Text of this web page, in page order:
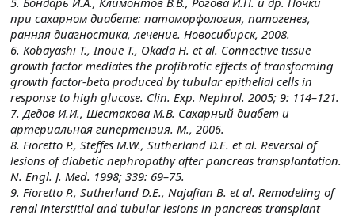
при сахарном диабете: патоморфология, патогенез,
ранняя диагностика, лечение. Новосибирск, 2008.
6. Kobayashi T., Inoue T., Okada H. et al. Connective tissue
growth factor mediates the profibrotic effects of transforming
growth factor-beta produced by tubular epithelial cells in
response to high glucose. Clin. Exp. Nephrol. 2005; 9: 114–121.
7. Дедов И.И., Шестакова М.В. Сахарный диабет и
артериальная гипертензия. М., 2006.
8. Fioretto P., Steffes M.W., Sutherland D.E. et al. Reversal of
lesions of diabetic nephropathy after pancreas transplantation.
N. Engl. J. Med. 1998; 339: 69–75.
9. Fioretto P., Sutherland D.E., Najafian B. et al. Remodeling of
renal interstitial and tubular lesions in pancreas transplant